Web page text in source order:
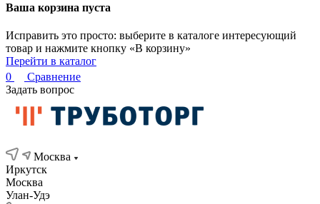
Ваша корзина пуста
Исправить это просто: выберите в каталоге интересующий
товар и нажмите кнопку «В корзину»
Перейти в каталог
0
Сравнение
Задать вопрос
Москва
Иркутск
Москва
Улан-Удэ